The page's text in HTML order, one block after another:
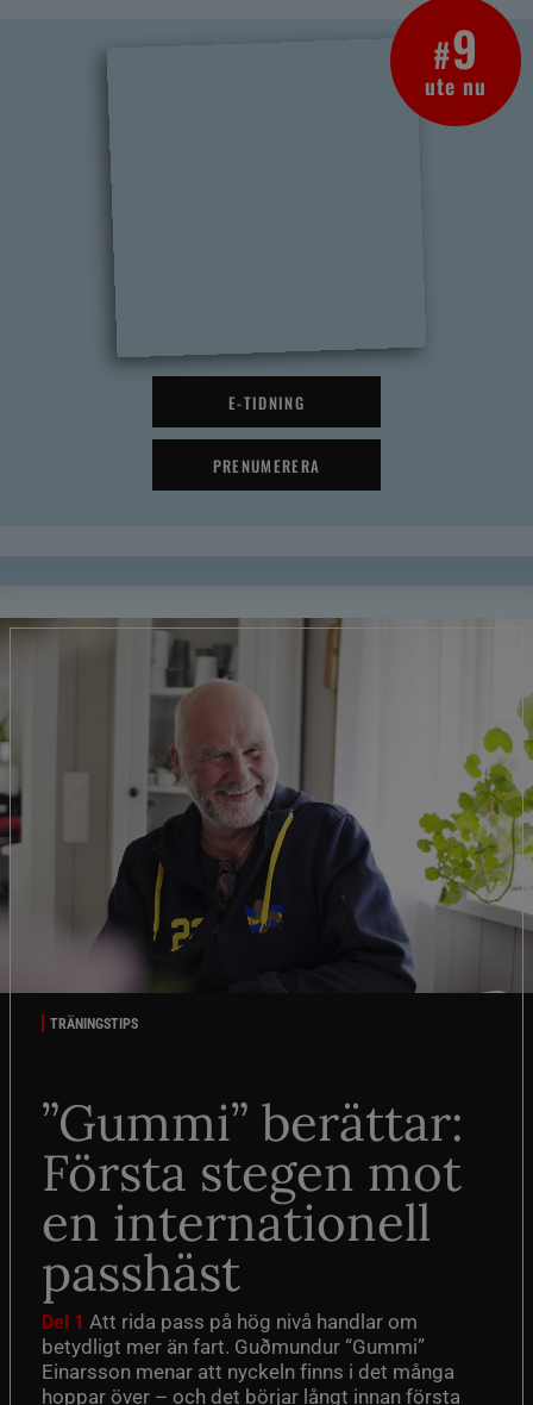
#9
ute nu
E-TIDNING
PRENUMERERA
TRÄNINGSTIPS
”Gummi” berättar:
Första stegen mot
en internationell
passhäst
Del 1 Att rida pass på hög nivå handlar om
betydligt mer än fart. Guðmundur “Gummi”
Einarsson menar att nyckeln finns i det många
hoppar över – och det börjar långt innan första